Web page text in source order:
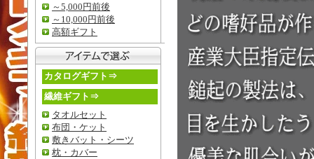
～5,000円前後
～10,000円前後
高額ギフト
カタログギフト⇒
繊維ギフト⇒
タオルセット
布団・ケット
敷きバット・シーツ
枕・カバー